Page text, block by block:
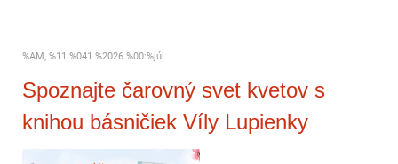
%AM, %11 %041 %2026 %00:%júl
Spoznajte čarovný svet kvetov s
knihou básničiek Víly Lupienky